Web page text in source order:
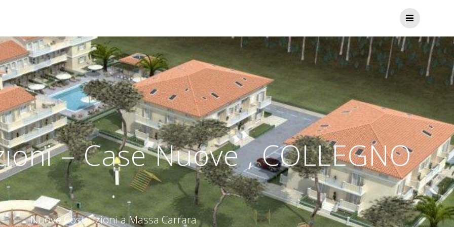
– Case Nuove , COLLEGNO
.
Nuove Costruzioni a Massa Carrara